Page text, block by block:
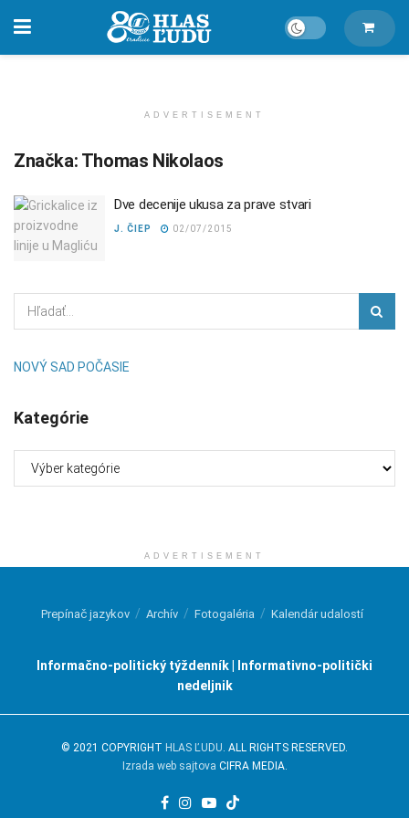
ADVERTISEMENT
Značka: Thomas Nikolaos
Dve decenije ukusa za prave stvari
J. ČIEP 02/07/2015
NOVÝ SAD POČASIE
Kategórie
ADVERTISEMENT
Prepínač jazykov Archív Fotogaléria Kalendár udalostí
Informačno-politický týždenník | Informativno-politički
nedeljnik
© 2021 COPYRIGHT HLAS ĽUDU . ALL RIGHTS RESERVED.
Izrada web sajtova CIFRA MEDIA.